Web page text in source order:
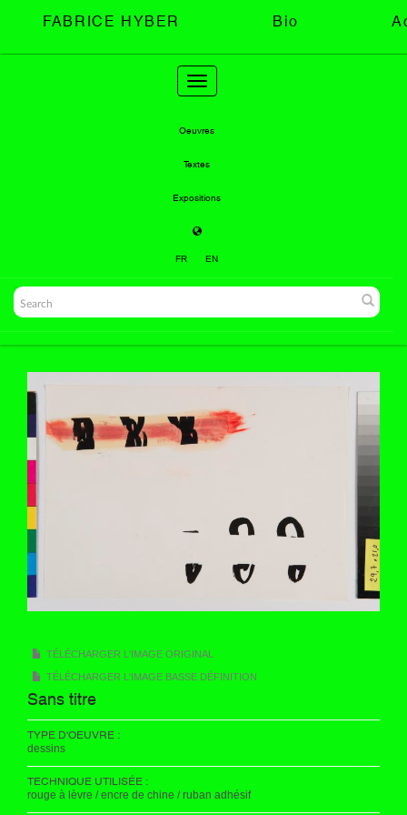
FABRICE HYBER Bio
Toggle
navigation
Oeuvres
Textes
Expositions
FR EN
TÉLÉCHARGER L'IMAGE ORIGINAL
TÉLÉCHARGER L'IMAGE BASSE DÉFINITION
Sans titre
TYPE D'OEUVRE :
dessins
TECHNIQUE UTILISÉE :
rouge à lèvre / encre de chine / ruban adhésif